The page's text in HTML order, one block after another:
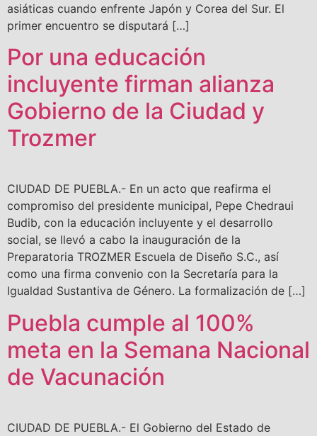
asiáticas cuando enfrente Japón y Corea del Sur. El
primer encuentro se disputará […]
Por una educación
incluyente firman alianza
Gobierno de la Ciudad y
Trozmer
CIUDAD DE PUEBLA.- En un acto que reafirma el
compromiso del presidente municipal, Pepe Chedraui
Budib, con la educación incluyente y el desarrollo
social, se llevó a cabo la inauguración de la
Preparatoria TROZMER Escuela de Diseño S.C., así
como una firma convenio con la Secretaría para la
Igualdad Sustantiva de Género. La formalización de […]
Puebla cumple al 100%
meta en la Semana Nacional
de Vacunación
CIUDAD DE PUEBLA.- El Gobierno del Estado de